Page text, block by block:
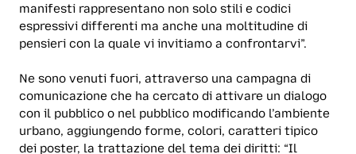
manifesti rappresentano non solo stili e codici
espressivi differenti ma anche una moltitudine di
pensieri con la quale vi invitiamo a confrontarvi”.
Ne sono venuti fuori, attraverso una campagna di
comunicazione che ha cercato di attivare un dialogo
con il pubblico o nel pubblico modificando l’ambiente
urbano, aggiungendo forme, colori, caratteri tipico
dei poster, la trattazione del tema dei diritti: “Il